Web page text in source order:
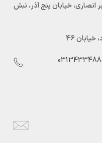
انصاری، خیابان پنج آذر، نبش
46